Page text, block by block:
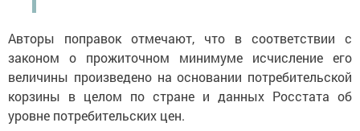
Авторы поправок отмечают, что в соответствии с
законом о прожиточном минимуме исчисление его
величины произведено на основании потребительской
корзины в целом по стране и данных Росстата об
уровне потребительских цен.